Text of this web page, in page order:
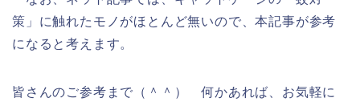
策」に触れたモノがほとんど無いので、本記事が参考
になると考えます。
皆さんのご参考まで（＾＾） 何かあれば、お気軽に